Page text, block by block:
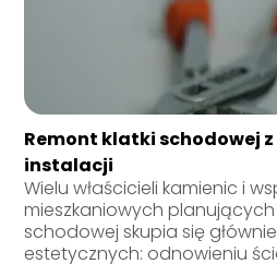
Remont klatki schodowej
instalacji
Wielu właścicieli kamienic i
mieszkaniowych
schodowej skupia się
estetycznych: odnowieniu